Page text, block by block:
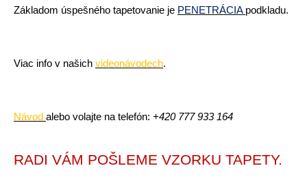
Základom úspešného tapetovanie je PENETRÁCIA podkladu.
Viac info v našich videonávodech.
Návod alebo volajte na telefón: +420 777 933 164
RADI VÁM POŠLEME VZORKU TAPETY.